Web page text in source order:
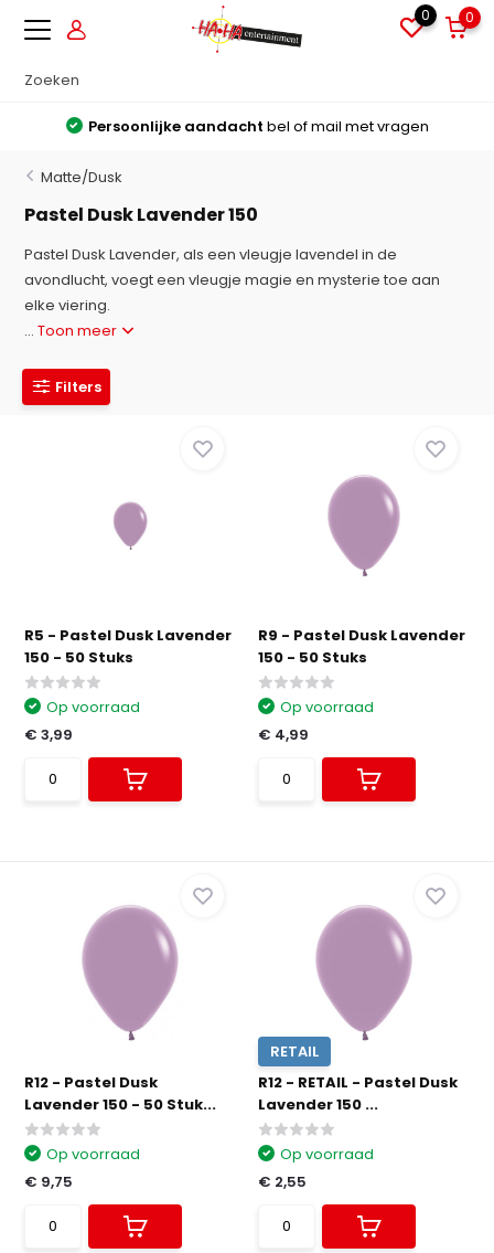
0 0
Persoonlijke aandacht bel of mail met vragen
Matte/Dusk
Pastel Dusk Lavender 150
Pastel Dusk Lavender, als een vleugje lavendel in de
avondlucht, voegt een vleugje magie en mysterie toe aan
elke viering.
...Toon meer
Filters
R5 - Pastel Dusk Lavender
150 - 50 Stuks
Op voorraad
€ 3,99
R9 - Pastel Dusk Lavender
150 - 50 Stuks
Op voorraad
€ 4,99
R12 - Pastel Dusk
Lavender 150 - 50 Stuk...
Op voorraad
€ 9,75
RETAIL
R12 - RETAIL - Pastel Dusk
Lavender 150 ...
Op voorraad
€ 2,55